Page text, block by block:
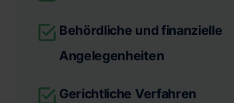
Behördliche und finanzielle
Angelegenheiten
Gerichtliche Verfahren